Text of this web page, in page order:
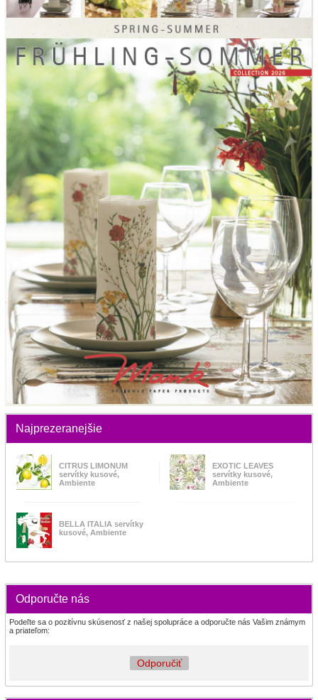
Najprezeranejšie
CITRUS LIMONUM
servítky kusové,
Ambiente
EXOTIC LEAVES
servítky kusové,
Ambiente
BELLA ITALIA servítky
kusové, Ambiente
Odporučte nás
Podeľte sa o pozitívnu skúsenosť z našej spolupráce a odporučte nás Vašim známym
a priateľom:
Odporučiť